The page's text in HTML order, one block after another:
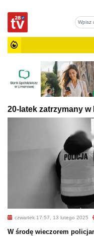
20-latek zatrzymany w
czwartek 17:57, 13 lutego 2025
W środę wieczorem